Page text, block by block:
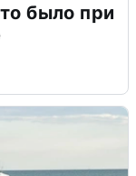
было при